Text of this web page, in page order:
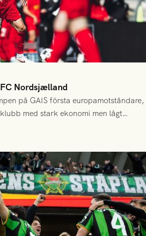
Nordsjælland
på GAIS första europamotståndare,
med stark ekonomi men lågt
både kollektiv styrka och individuell